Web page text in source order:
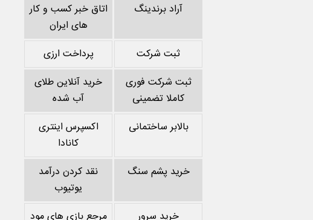
آراد برندینگ
اتاق خبر کسب و کار
های ایران
ثبت شرکت
پرداخت ارزی
ثبت شرکت فوری
کاملا تضمینی
خرید آنلاین طلای
آب شده
بالابر ساختمانی
اکسپرس اینتری
کانادا
خرید پشم سنگ
نقد کردن درآمد
یوتیوب
خرید سرور
مرجع بازی های مود